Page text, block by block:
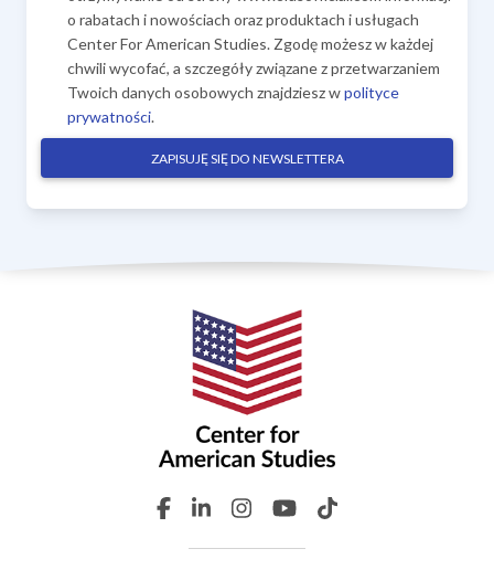
o rabatach i nowościach oraz produktach i usługach
Center For American Studies. Zgodę możesz w każdej
chwili wycofać, a szczegóły związane z przetwarzaniem
Twoich danych osobowych znajdziesz wpolityce
prywatności.
ZAPISUJĘ SIĘ DO NEWSLETTERA